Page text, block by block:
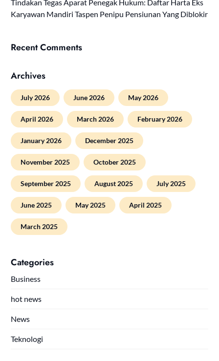
Tindakan Tegas Aparat Penegak Hukum: Daftar Harta Eks
Karyawan Mandiri Taspen Penipu Pensiunan Yang Diblokir
Recent Comments
Archives
July 2026 June 2026 May 2026
April 2026 March 2026 February 2026
January 2026 December 2025
November 2025 October 2025
September 2025 August 2025 July 2025
June 2025 May 2025 April 2025
March 2025
Categories
Business
hot news
News
Teknologi